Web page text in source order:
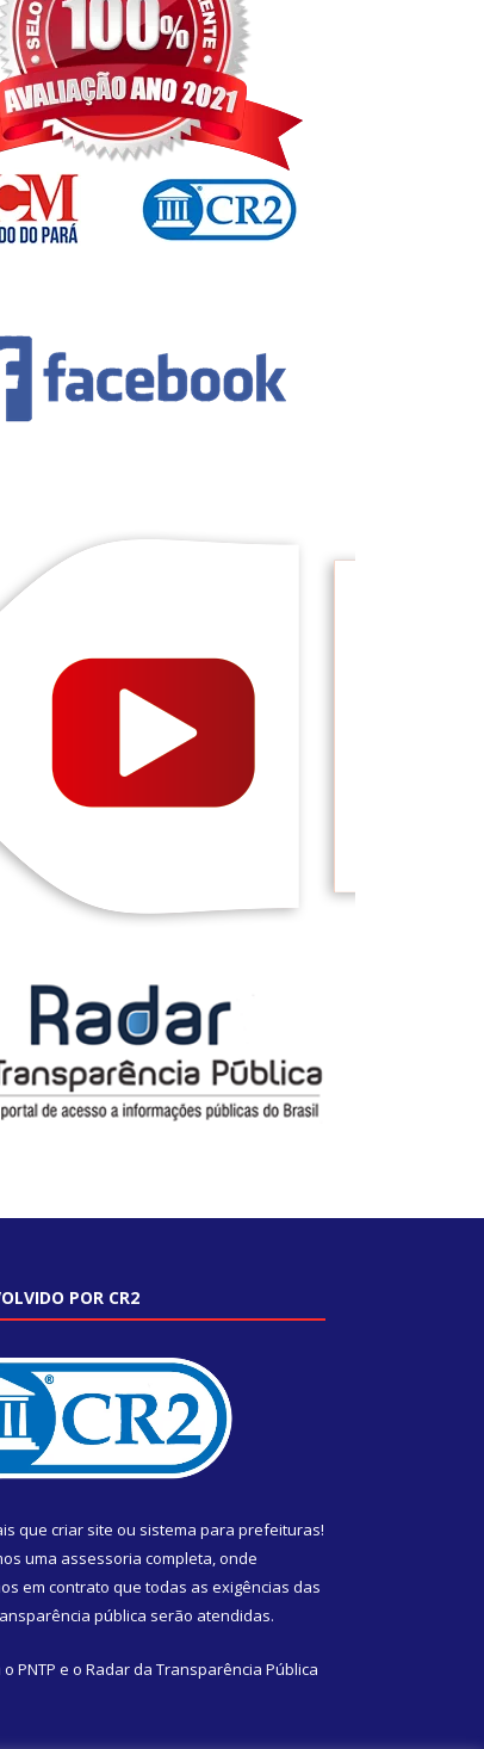
POR CR2
que criar site ou sistema para prefeituras!
uma assessoria completa, onde
em contrato que todas as exigências das
pública serão atendidas.
o PNTP e o Radar da Transparência Pública